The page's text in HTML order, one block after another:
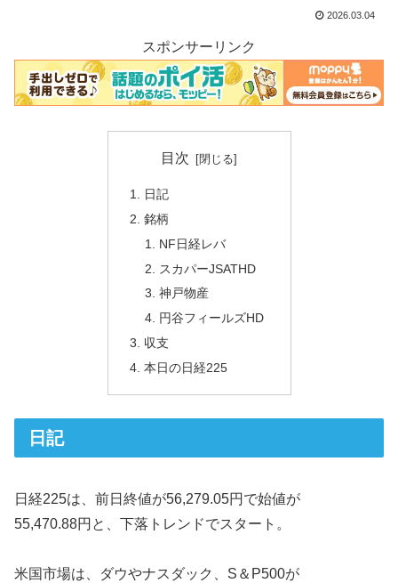
2026.03.04
スポンサーリンク
目次
日記
銘柄
NF日経レバ
スカパーJSATHD
神戸物産
円谷フィールズHD
収支
本日の日経225
日記
日経225は、前日終値が56,279.05円で始値が
55,470.88円と、下落トレンドでスタート。
米国市場は、ダウやナスダック、S＆P500が